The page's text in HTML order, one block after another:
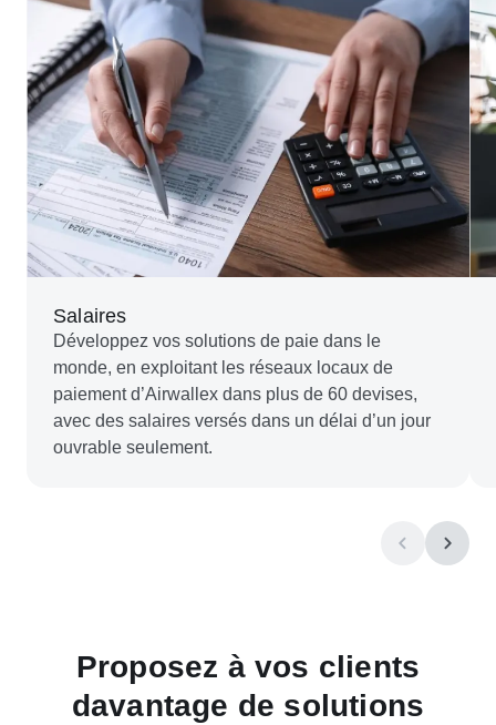
Salaires
Développez vos solutions de paie dans le
monde, en exploitant les réseaux locaux de
paiement d’Airwallex dans plus de 60 devises,
avec des salaires versés dans un délai d’un jour
ouvrable seulement.
Proposez à vos clients
davantage de solutions